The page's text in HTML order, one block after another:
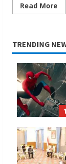
Read More
TRENDING
1